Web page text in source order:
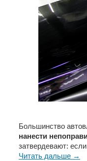
Большинство
нанести
затвердевают:
Читать дальше →